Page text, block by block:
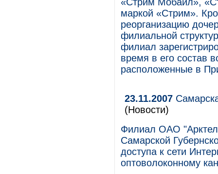
маркой «Стрим».
реорганизацию
филиальной
филиал
время в его состав
расположенные в
23.11.2007
(Новости)
Филиал ОАО
Самарской
доступа к сети
оптоволоконному